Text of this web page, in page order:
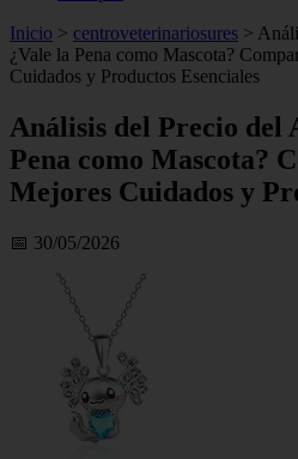
Inicio > centroveterinariosures >
¿Vale la Pena como Mascota?
Cuidados y Productos Esenciales
Análisis del Precio del
Pena como Mascota?
Mejores Cuidados y
📅 30/05/2026